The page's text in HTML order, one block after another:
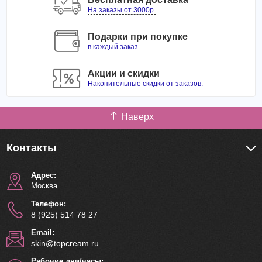
На заказы от 3000р.
Подарки при покупке
в каждый заказ.
Акции и скидки
Накопительные скидки от заказов.
Наверх
Контакты
Адрес:
Москва
Телефон:
8 (925) 514 78 27
Email:
skin@topcream.ru